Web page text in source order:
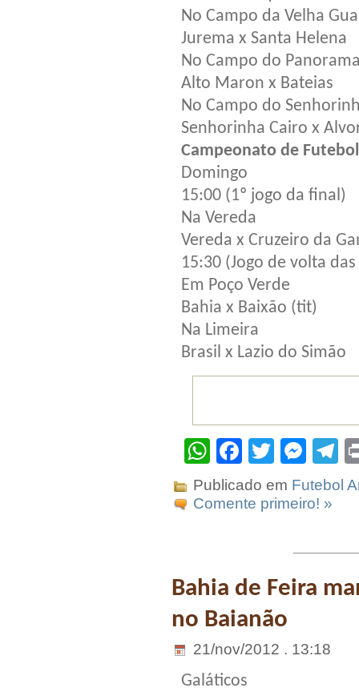
No Campo da Velha
Jurema x Santa Helena
No Campo do
Alto Maron x Bateias
No Campo do
Senhorinha Cairo x
Campeonato de
Domingo
15:00 (1º jogo da final)
Na Vereda
Vereda x Cruzeiro da
15:30 (Jogo de volta
Em Poço Verde
Bahia x Baixão (tit)
Na Limeira
Brasil x Lazio do Simão
WhatsApp
Facebook
Twitter
Publicado em Futebol
Comente primeiro! »
Bahia de Feira
no Baianão
21/nov/2012 . 13:18
Galáticos